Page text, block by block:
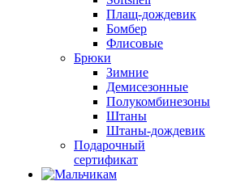
Плащ-дождевик
Бомбер
Флисовые
Брюки
Зимние
Демисезонные
Полукомбинезоны
Штаны
Штаны-дождевик
Подарочный
сертификат